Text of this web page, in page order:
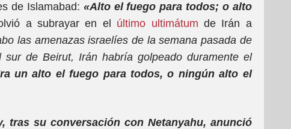
de Islamabad: «Alto el fuego para todos; o alto
a subrayar en el último ultimátum de Irán a
las amenazas israelíes de la semana pasada de
de Beirut, Irán habría golpeado duramente el
un alto el fuego para todos, o ningún alto el
tras su conversación con Netanyahu, anunció